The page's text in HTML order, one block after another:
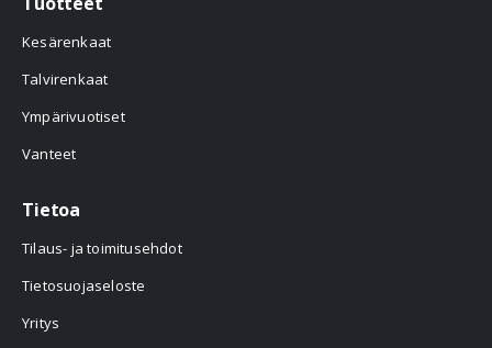
Kesärenkaat
Talvirenkaat
Ympärivuotiset
Vanteet
Tietoa
Tilaus- ja toimitusehdot
Tietosuojaseloste
Yritys